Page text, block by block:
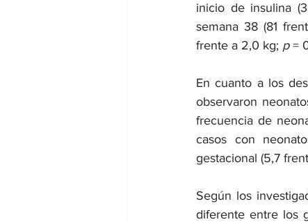
inicio de insulina
semana 38 (81
frente a 2,0 kg; p =
En cuanto a los
observaron
frecuencia de
casos con
gestacional (5,7
Según los
diferente entre los